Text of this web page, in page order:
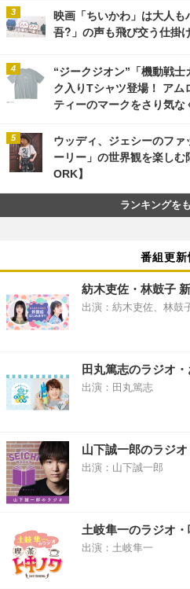
映画「ちいかわ」は大人
吾?」の声も飛び交う仕掛
“ジークジオン”「機動戦
ク入りTシャツ登場！ アム
ティーのマークをさり気な
ウッディ、ジェシーのファ
ーリー」の世界観を楽し
ORK】
ランキングを
番組更新
紡木吏佐・林鼓子
出演：紡木吏佐、林鼓
田丸篤志のラジオ
出演：田丸篤志
山下誠一郎のラジ
出演：山下誠一郎
土岐隼一のラジオ
出演：土岐隼一